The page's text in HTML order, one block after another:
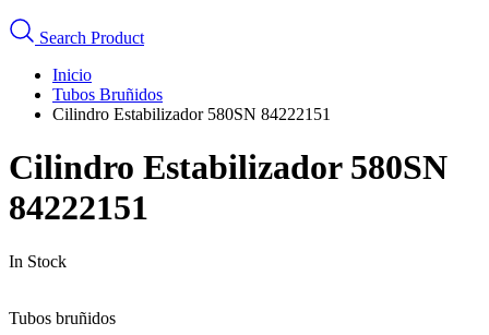
Search Product
Inicio
Tubos Bruñidos
Cilindro Estabilizador 580SN 84222151
Cilindro Estabilizador 580SN
84222151
In Stock
Tubos bruñidos